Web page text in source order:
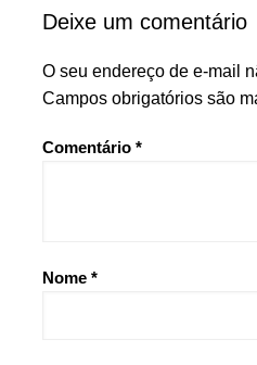
Deixe um comentário
O seu endereço de e-mail
Campos obrigatórios são
Comentário *
Nome *